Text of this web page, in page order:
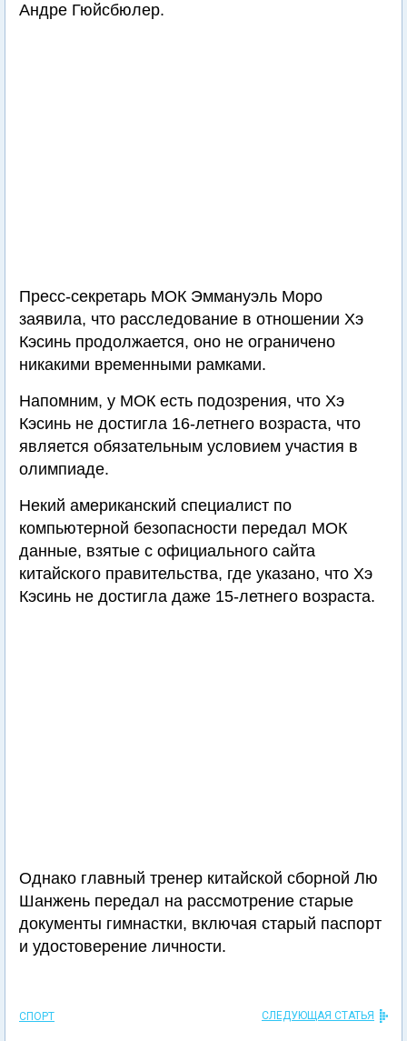
Андре Гюйсбюлер.
Пресс-секретарь МОК Эммануэль Моро
заявила, что расследование в отношении Хэ
Кэсинь продолжается, оно не ограничено
никакими временными рамками.
Напомним, у МОК есть подозрения, что Хэ
Кэсинь не достигла 16-летнего возраста, что
является обязательным условием участия в
олимпиаде.
Некий американский специалист по
компьютерной безопасности передал МОК
данные, взятые с официального сайта
китайского правительства, где указано, что Хэ
Кэсинь не достигла даже 15-летнего возраста.
Однако главный тренер китайской сборной Лю
Шанжень передал на рассмотрение старые
документы гимнастки, включая старый паспорт
и удостоверение личности.
СПОРТ СЛЕДУЮЩАЯ СТАТЬЯ